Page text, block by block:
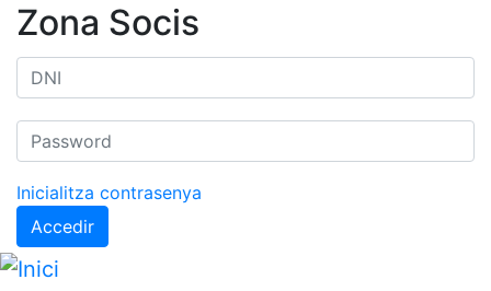
Zona Socis
Inicialitza contrasenya
Accedir